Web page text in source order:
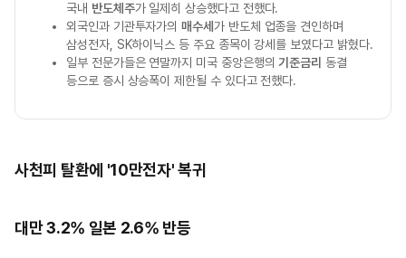
국내 반도체주가 일제히 상승했다고 전했다.
외국인과 기관투자가의매수세 가 반도체 업종을 견인하며
삼성전자, SK하이닉스 등 주요 종목이 강세를 보였다고 밝혔다.
일부 전문가들은 연말까지 미국 중앙은행의기준금리 동결
등으로 증시 상승폭이 제한될 수 있다고 전했다.
사천피 탈환에 '10만전자' 복귀
대만 3.2% 일본 2.6% 반등